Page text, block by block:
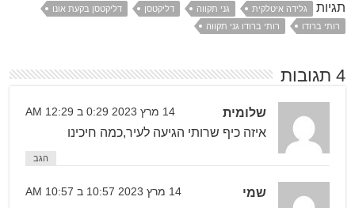
תגיות גלידה איטלקית גני תקווה דליקטסן
דליקטסן בקעת אונו
רותי ברודו
רותי ברודו גני תקווה
4 תגובות
שלומית 14 מרץ 2023 0:29 ב 12:29 AM
איזה כיף שרותי הגיעה לעיר,כמה חיכינו
הגב
שמי 14 מרץ 2023 10:57 ב 10:57 AM